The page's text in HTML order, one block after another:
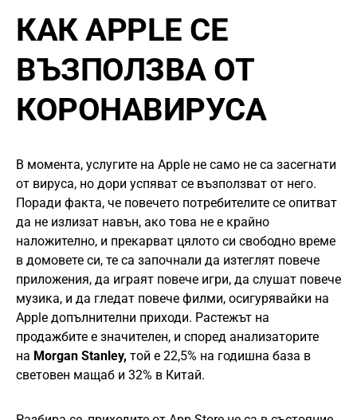
КАК APPLE СЕ
ВЪЗПОЛЗВА ОТ
КОРОНАВИРУСА
В момента, услугите на Apple не само не са засегнати
от вируса, но дори успяват се възползват от него.
Поради факта, че повечето потребителите се опитват
да не излизат навън, ако това не е крайно
наложително, и прекарват цялото си свободно време
в домовете си, те са започнали да изтеглят повече
приложения, да играят повече игри, да слушат повече
музика, и да гледат повече филми, осигурявайки на
Apple допълнителни приходи. Растежът на
продажбите е значителен, и според анализаторите
на Morgan Stanley, той е 22,5% на годишна база в
световен мащаб и 32% в Китай.